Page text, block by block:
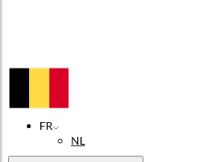
FR
NL